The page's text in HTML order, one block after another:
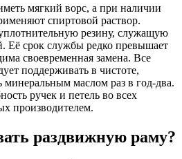
мягкий ворс, а при наличии
спиртовой раствор.
резину, служащую
Её срок службы редко превышает
своевременная замена. Все
поддерживать в чистоте,
минеральным маслом раз в год-два.
ручек и петель во всех
производителем.
раздвижную раму?